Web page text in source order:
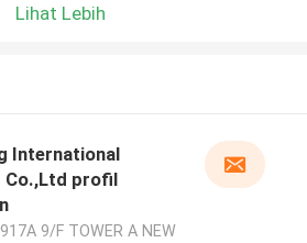
Lihat Lebih
International
Co.,Ltd profil
9/F TOWER A NEW